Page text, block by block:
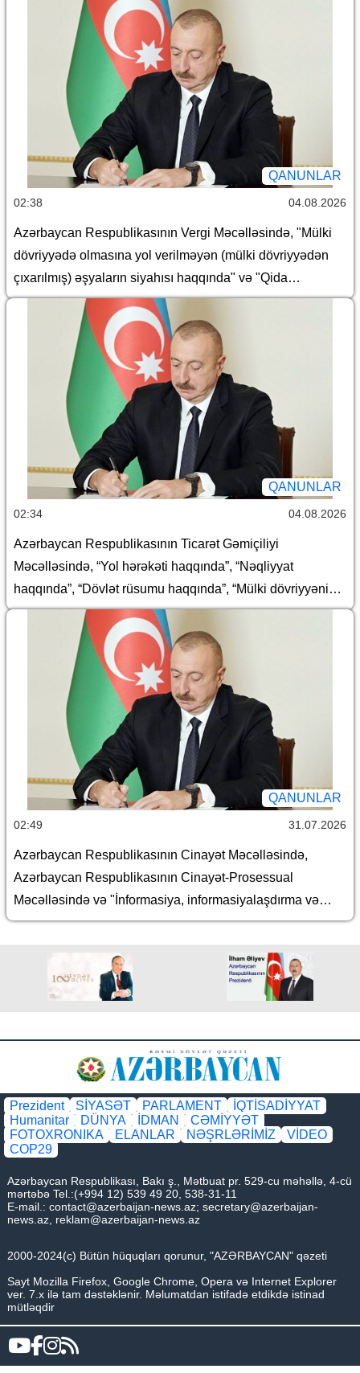
QANUNLAR
02:38 04.08.2026
Azərbaycan Respublikasının Vergi Məcəlləsində, "Mülki
dövriyyədə olmasına yol verilməyən (mülki dövriyyədən
çıxarılmış) əşyaların siyahısı haqqında" və "Qida
təhlükəsizliyi haqqında" Azərbaycan Respublikasının
qanunlarında dəyişiklik edilməsi barədə
QANUNLAR
02:34 04.08.2026
Azərbaycan Respublikasının Ticarət Gəmiçiliyi
Məcəlləsində, “Yol hərəkəti haqqında”, “Nəqliyyat
haqqında”, “Dövlət rüsumu haqqında”, “Mülki dövriyyənin
müəyyən iştirakçılarına mənsub ola bilən və dövriyyədə
olmasına xüsusi icazə əsasında yol verilən (mülki
dövriyyəsi məhdudlaşdırılmış) əşyaların siyahısı
haqqında”, “Avtomobil nəqliyyatı haqqında” və “Aviasiya
haqqında” Azərbaycan Respublikasının qanunlarında
dəyişiklik edilməsi barədə
QANUNLAR
02:49 31.07.2026
Azərbaycan Respublikasının Cinayət Məcəlləsində,
Azərbaycan Respublikasının Cinayət-Prosessual
Məcəlləsində və "İnformasiya, informasiyalaşdırma və
informasiyanın mühafizəsi haqqında" Azərbaycan
Prezident SİYASƏT PARLAMENT
İQTİSADİYYAT
Humanitar
DÜNYA İDMAN
CƏMİYYƏT
FOTOXRONIKA
ELANLAR NƏŞRLƏRİMİZ
VİDEO
COP29
Azərbaycan Respublikası, Bakı ş., Mətbuat pr. 529-cu məhəllə, 4-cü
mərtəbə Tel.:(+994 12) 539 49 20, 538-31-11
E-mail.: contact@azerbaijan-news.az; secretary@azerbaijan-
news.az, reklam@azerbaijan-news.az
2000-2024(c) Bütün hüquqları qorunur, "AZƏRBAYCAN" qəzeti
Sayt Mozilla Firefox, Google Chrome, Opera və Internet Explorer
ver. 7.x ilə tam dəstəklənir. Məlumatdan istifadə etdikdə istinad
mütləqdir